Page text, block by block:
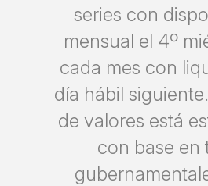
series con
mensual el 4º
cada mes con
día hábil
de valores está
con base en